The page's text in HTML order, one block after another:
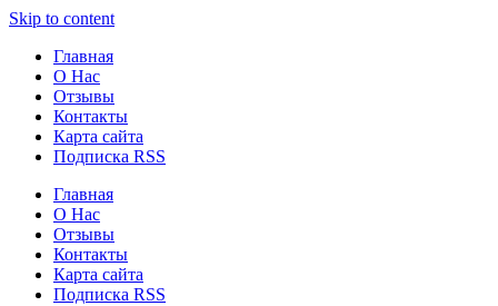
Skip to content
Главная
О Нас
Отзывы
Контакты
Карта сайта
Подписка RSS
Главная
О Нас
Отзывы
Контакты
Карта сайта
Подписка RSS